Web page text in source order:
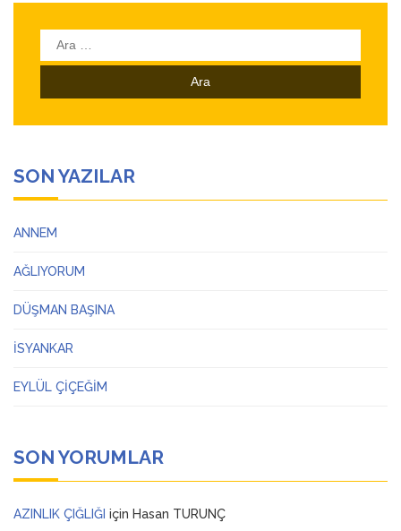
Arama:
SON YAZILAR
ANNEM
AĞLIYORUM
DÜŞMAN BAŞINA
İSYANKAR
EYLÜL ÇİÇEĞİM
SON YORUMLAR
AZINLIK ÇIĞLIĞI için Hasan TURUNÇ